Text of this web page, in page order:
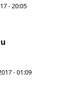
- 20:05
- 01:09